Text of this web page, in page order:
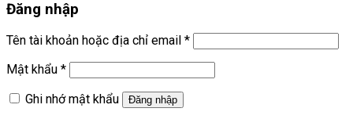
Đăng nhập
Tên tài khoản hoặc địa chỉ email *
Mật khẩu *
Ghi nhớ mật khẩu
Đăng nhập